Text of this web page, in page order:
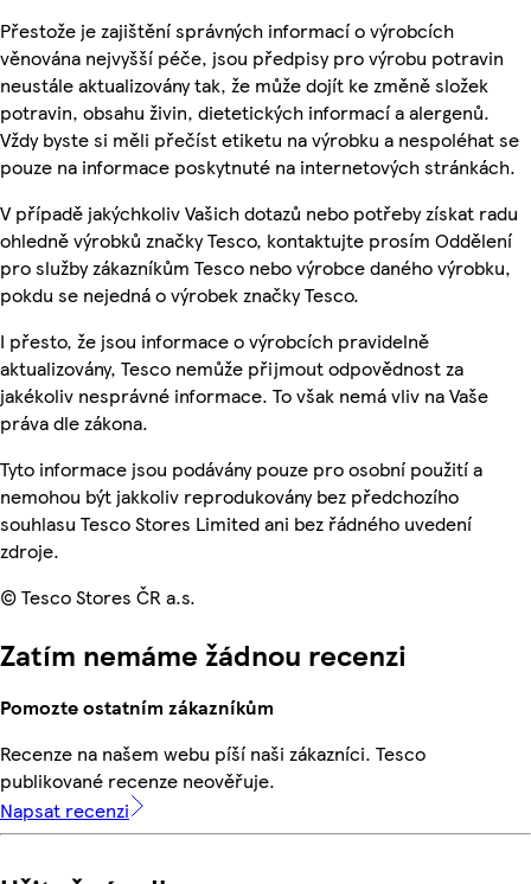
Přestože je zajištění správných informací o výrobcích
věnována nejvyšší péče, jsou předpisy pro výrobu potravin
neustále aktualizovány tak, že může dojít ke změně složek
potravin, obsahu živin, dietetických informací a alergenů.
Vždy byste si měli přečíst etiketu na výrobku a nespoléhat se
pouze na informace poskytnuté na internetových stránkách.
V případě jakýchkoliv Vašich dotazů nebo potřeby získat radu
ohledně výrobků značky Tesco, kontaktujte prosím Oddělení
pro služby zákazníkům Tesco nebo výrobce daného výrobku,
pokdu se nejedná o výrobek značky Tesco.
I přesto, že jsou informace o výrobcích pravidelně
aktualizovány, Tesco nemůže přijmout odpovědnost za
jakékoliv nesprávné informace. To však nemá vliv na Vaše
práva dle zákona.
Tyto informace jsou podávány pouze pro osobní použití a
nemohou být jakkoliv reprodukovány bez předchozího
souhlasu Tesco Stores Limited ani bez řádného uvedení
zdroje.
© Tesco Stores ČR a.s.
Zatím nemáme žádnou recenzi
Pomozte ostatním zákazníkům
Recenze na našem webu píší naši zákazníci. Tesco
publikované recenze neověřuje.
Napsat recenzi